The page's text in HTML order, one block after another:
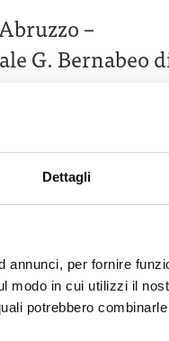
Dettagli
per fornire
modo in cui utilizzi il
potrebbero
–
G. Bernabeo